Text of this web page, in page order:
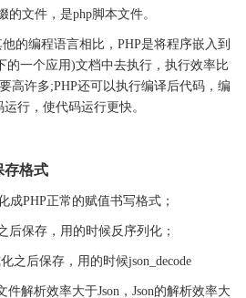
的文件，是php脚本文件。
的编程语言相比， PHP是将程序嵌入到
的一个应用)文档中去执行，执行效率比
要高许多;PHP还可以执行编译后代码，编
行，使代码运行更快。
存格式
成PHP正常的赋值书写格式；
后保存，用的时候反序列化；
之后保存，用的时候json_decode
件解析效率大于Json ， Json的解析效率大